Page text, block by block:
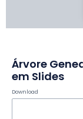
Árvore
em Slides
Download